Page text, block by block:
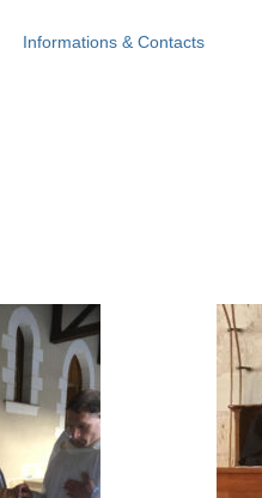
Informations & Contacts